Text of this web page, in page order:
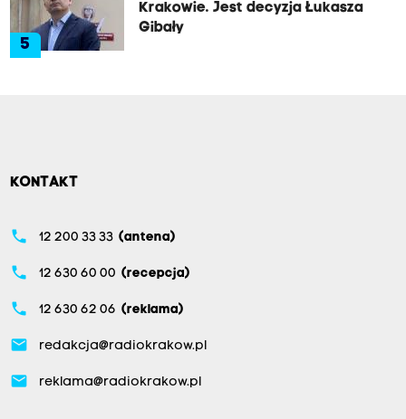
5
Krakowie. Jest decyzja Łukasza
Gibały
KONTAKT
phone 12 200 33 33 (antena)
phone 12 630 60 00 (recepcja)
phone 12 630 62 06 (reklama)
email redakcja@radiokrakow.pl
email reklama@radiokrakow.pl